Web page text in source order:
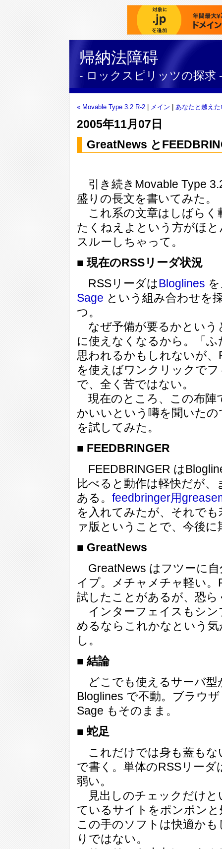
帰納法障碍
- ロックスピリッツの探求
« Movable Type 3.2 R-2 メイン あなたと越えた
2005年11月07日
GreatNews と
引き続きMovable Type
盛りの長文を書いてみた。
これ系の文章はしばらく
たくねえよという方がほ
スルーしちゃって。
■ 現在のRSSリーダ状況
RSSリーダはBloglines
Sage という組み合わせを
つ。
なぜ予備が要るかという
に使えなくなるから。「
思われるかもしれないが
を使えばワンクリックで
で、全く苦ではない。
現在のところ、この布陣
かいいという噂を聞いたの
を試してみた。
■ FEEDBRINGER
FEEDBRINGER は
比べると動作は軽快だが
ある。 feedbringer用
を入れてみたが、それで
ァ版ということで、今後に
■ GreatNews
GreatNews はフツーに
イプ。メチャメチャ軽い
試したことがあるが、恐
インターフェイスもシン
めるならこれかなという
し。
■ 結論
どこでも使えるサーバ型
Bloglines で不動。ブラウ
Sage もそのまま。
■ 蛇足
これだけでは身も蓋もな
で書く。単体のRSSリー
弱い。
見出しのチェックだけと
ているサイトをポンポン
この手のソフトは快適か
りではない。